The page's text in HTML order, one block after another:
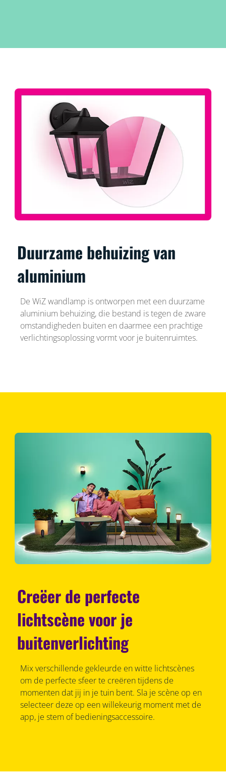
Duurzame behuizing van
aluminium
De WiZ wandlamp is ontworpen met een duurzame
aluminium behuizing, die bestand is tegen de zware
omstandigheden buiten en daarmee een prachtige
verlichtingsoplossing vormt voor je buitenruimtes.
Creëer de perfecte
lichtscène voor je
buitenverlichting
Mix verschillende gekleurde en witte lichtscènes
om de perfecte sfeer te creëren tijdens de
momenten dat jij in je tuin bent. Sla je scène op en
selecteer deze op een willekeurig moment met de
app, je stem of bedieningsaccessoire.